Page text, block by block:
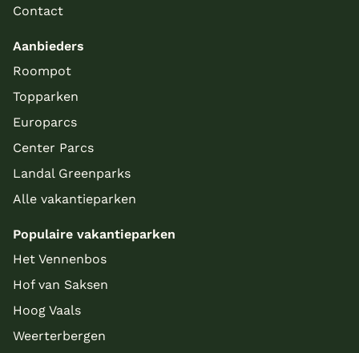
Contact
Aanbieders
Roompot
Topparken
Europarcs
Center Parcs
Landal Greenparks
Alle vakantieparken
Populaire vakantieparken
Het Vennenbos
Hof van Saksen
Hoog Vaals
Weerterbergen